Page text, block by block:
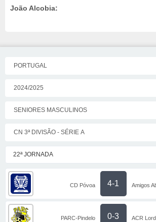
João Alcobia:
PORTUGAL
2024/2025
SENIORES MASCULINOS
CN 3ª DIVISÃO - SÉRIE A
22ª JORNADA
CD Póvoa 4-1 Amigos
PARC-Pindelo 0-3 ACR